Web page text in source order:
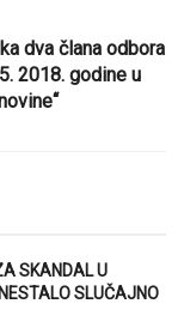
dva člana odbora
2018. godine u
SKANDAL U
SLUČAJNO